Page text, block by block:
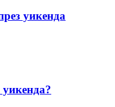
уикенда